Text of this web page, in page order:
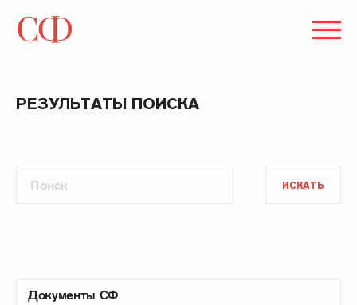
РЕЗУЛЬТАТЫ ПОИСКА
ИСКАТЬ